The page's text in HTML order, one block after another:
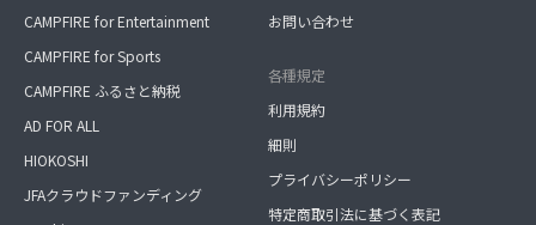
CAMPFIRE for Entertainment
CAMPFIRE for Sports
CAMPFIRE ふるさと納税
AD FOR ALL
HIOKOSHI
JFAクラウドファンディング
お問い合わせ
各種規定
利用規約
細則
プライバシーポリシー
特定商取引法に基づく表記